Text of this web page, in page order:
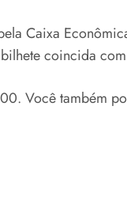
Caixa
coincida
Você também